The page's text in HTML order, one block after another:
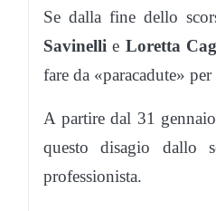
Se dalla fine dello
Savinelli e Loretta
fare da «paracadute»
A partire dal 31
questo disagio dallo
professionista.